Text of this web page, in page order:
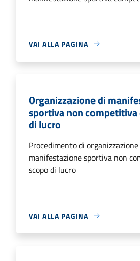
VAI ALLA PAGINA
Organizzazione di
sportiva non competitiva
di lucro
Procedimento di
manifestazione sportiva non
scopo di lucro
VAI ALLA PAGINA